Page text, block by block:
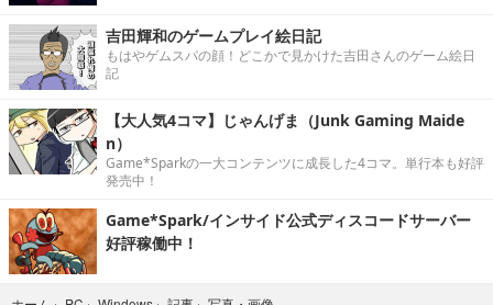
吉田輝和のゲームプレイ絵日記
もはやゲムスパの顔！どこかで見かけた吉田さんのゲーム絵日
記
【大人気4コマ】じゃんげま（Junk Gaming Maide
n）
Game*Sparkの一大コンテンツに成長した4コマ。単行本も好評
発売中！
Game*Spark/インサイド公式ディスコードサーバー
好評稼働中！